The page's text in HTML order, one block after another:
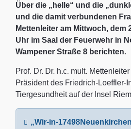
Über die „helle“ und die
und die damit verbundenen
Mettenleiter am Mittwoch, dem
Uhr im Saal der Feuerwehr in
Wampener Straße 8 berichten.
Prof. Dr. Dr. h.c. mult.
Präsident des Friedrich-Loeffler-
Tiergesundheit auf der Insel
„Wir-in-